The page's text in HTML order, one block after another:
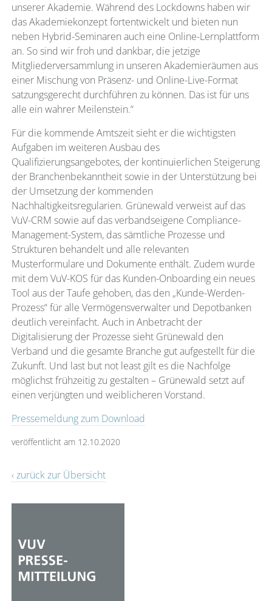
unserer Akademie. Während des Lockdowns haben wir
das Akademiekonzept fortentwickelt und bieten nun
neben Hybrid-Seminaren auch eine Online-Lernplattform
an. So sind wir froh und dankbar, die jetzige
Mitgliederversammlung in unseren Akademieräumen aus
einer Mischung von Präsenz- und Online-Live-Format
satzungsgerecht durchführen zu können. Das ist für uns
alle ein wahrer Meilenstein.“
Für die kommende Amtszeit sieht er die wichtigsten
Aufgaben im weiteren Ausbau des
Qualifizierungsangebotes, der kontinuierlichen Steigerung
der Branchenbekanntheit sowie in der Unterstützung bei
der Umsetzung der kommenden
Nachhaltigkeitsregularien. Grünewald verweist auf das
VuV-CRM sowie auf das verbandseigene Compliance-
Management-System, das sämtliche Prozesse und
Strukturen behandelt und alle relevanten
Musterformulare und Dokumente enthält. Zudem wurde
mit dem VuV-KOS für das Kunden-Onboarding ein neues
Tool aus der Taufe gehoben, das den „Kunde-Werden-
Prozess“ für alle Vermögensverwalter und Depotbanken
deutlich vereinfacht. Auch in Anbetracht der
Digitalisierung der Prozesse sieht Grünewald den
Verband und die gesamte Branche gut aufgestellt für die
Zukunft. Und last but not least gilt es die Nachfolge
möglichst frühzeitig zu gestalten – Grünewald setzt auf
einen verjüngten und weiblicheren Vorstand.
Pressemeldung zum Download
veröffentlicht am 12.10.2020
‹ zurück zur Übersicht